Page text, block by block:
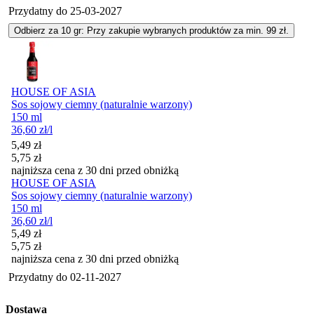
Przydatny do 25-03-2027
Odbierz za 10 gr: Przy zakupie wybranych produktów za min. 99 zł.
HOUSE OF ASIA
Sos sojowy ciemny (naturalnie warzony)
150 ml
36,60 zł/l
Cena promocyjna
5,49 zł
5,75 zł
najniższa cena z 30 dni przed obniżką
HOUSE OF ASIA
Sos sojowy ciemny (naturalnie warzony)
150 ml
36,60 zł/l
Cena promocyjna
5,49 zł
5,75 zł
najniższa cena z 30 dni przed obniżką
Przydatny do 02-11-2027
Dostawa